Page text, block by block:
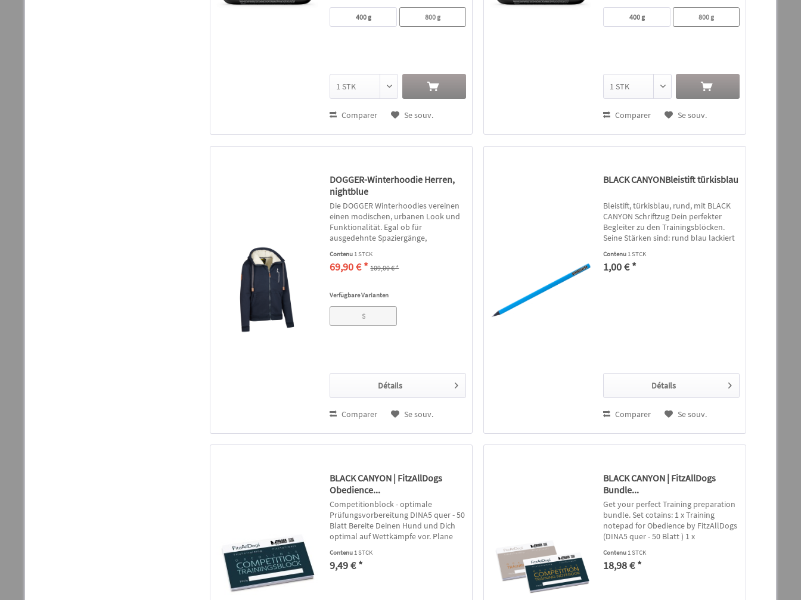
400 g 800 g
Comparer Se souv.
400 g 800 g
Comparer Se souv.
DOGGER-Winterhoodie Herren,
nightblue
Die DOGGER Winterhoodies vereinen
einen modischen, urbanen Look und
Funktionalität. Egal ob für
ausgedehnte Spaziergänge,
aktiven Hundesport, mit diesem
Hoodie friert man nicht und ist an
Contenu 1 STCK
69,90 € * 109,00 € *
Verfügbare Varianten
S
Détails
Comparer Se souv.
BLACK CANYONBleistift türkisblau
Bleistift, türkisblau, rund, mit BLACK
CANYON Schriftzug Dein perfekter
Begleiter zu den Trainingsblöcken.
Seine Stärken sind: rund blau lackiert
HB gespitzt
Contenu 1 STCK
1,00 € *
Détails
Comparer Se souv.
BLACK CANYON | FitzAllDogs
Obedience...
Competitionblock - optimale
Prüfungsvorbereitung DINA5 quer - 50
Blatt Bereite Deinen Hund und Dich
optimal auf Wettkämpfe vor. Plane
Anzahl individuell abgestimmt auf
Euren Leistungsstand. Planung und...
Contenu 1 STCK
9,49 € *
BLACK CANYON | FitzAllDogs
Bundle...
Get your perfect Training preparation
bundle. Set cotains: 1 x Training
notepad for Obedience by FitzAllDogs
(DINA5 quer - 50 Blatt ) 1 x
Obedience by FitzAllDogs (DINA5 quer
- 50 Blatt ) Description...
Contenu 1 STCK
18,98 € *